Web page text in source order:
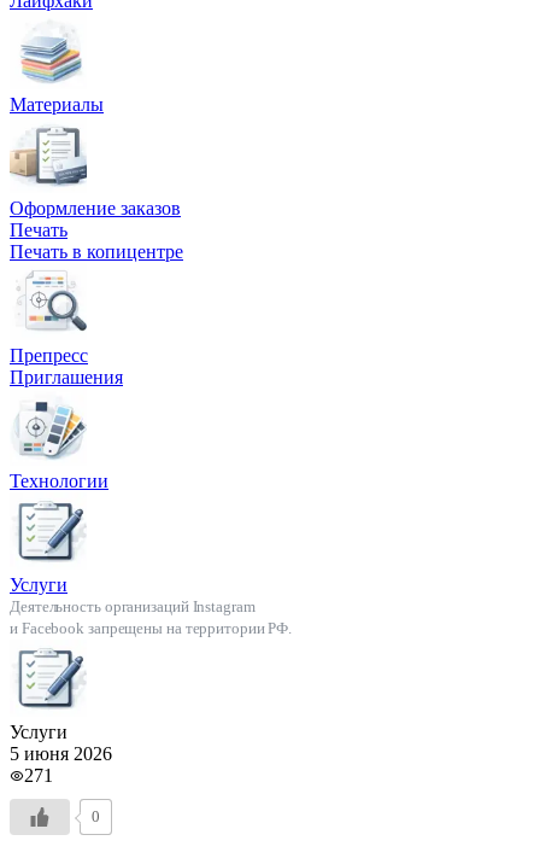
О компании
Написать директору
Арендодателям
Портфолио
Франшиза
Контакты
Материалы
Оформление заказов
Печать
Печать в копицентре
Препресс
Приглашения
Технологии
Услуги
Деятельность организаций Instagram
и Facebook запрещены на территории РФ.
Услуги
5 июня 2026
271
0